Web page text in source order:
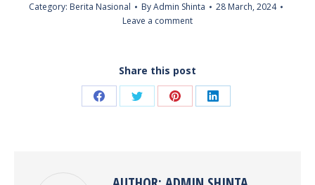
Category: Berita Nasional ByAdmin Shinta
28 March, 2024
Leave a comment
Share this post
Share Share Share Share